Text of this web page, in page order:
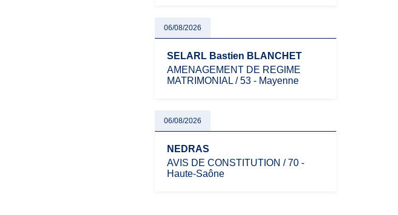
06/08/2026
SELARL Bastien BLANCHET
AMENAGEMENT DE REGIME
MATRIMONIAL / 53 - Mayenne
06/08/2026
NEDRAS
AVIS DE CONSTITUTION / 70 -
Haute-Saône